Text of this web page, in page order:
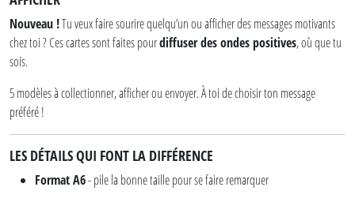
Nouveau !Tu veux faire sourire quelqu’un ou afficher des messages motivants
chez toi ? Ces cartes sont faites pourdiffuser des ondes positives, où que tu
sois.
5 modèles à collectionner, afficher ou envoyer. À toi de choisir ton message
préféré !
LES DÉTAILS QUI FONT LA DIFFÉRENCE
Format A6- pile la bonne taille pour se faire remarquer